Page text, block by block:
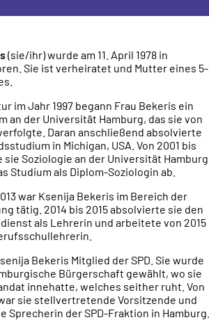
(sie/ihr) wurde am 11. April 1978 in
Sie ist verheiratet und Mutter eines 5-
im Jahr 1997 begann Frau Bekeris ein
an der Universität Hamburg, das sie von
Daran anschließend absolvierte
in Michigan, USA. Von 2001 bis
Soziologie an der Universität Hamburg
Studium als Diplom-Soziologin ab.
war Ksenija Bekeris im Bereich der
tätig. 2014 bis 2015 absolvierte sie den
als Lehrerin und arbeitete von 2015
Bekeris Mitglied der SPD. Sie wurde
Bürgerschaft gewählt, wo sie
innehatte, welches seither ruht. Von
sie stellvertretende Vorsitzende und
Sprecherin der SPD-Fraktion in Hamburg.